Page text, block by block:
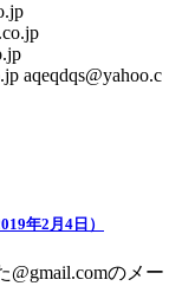
aqeqdqs@yahoo.c
年2月4日）
のメー